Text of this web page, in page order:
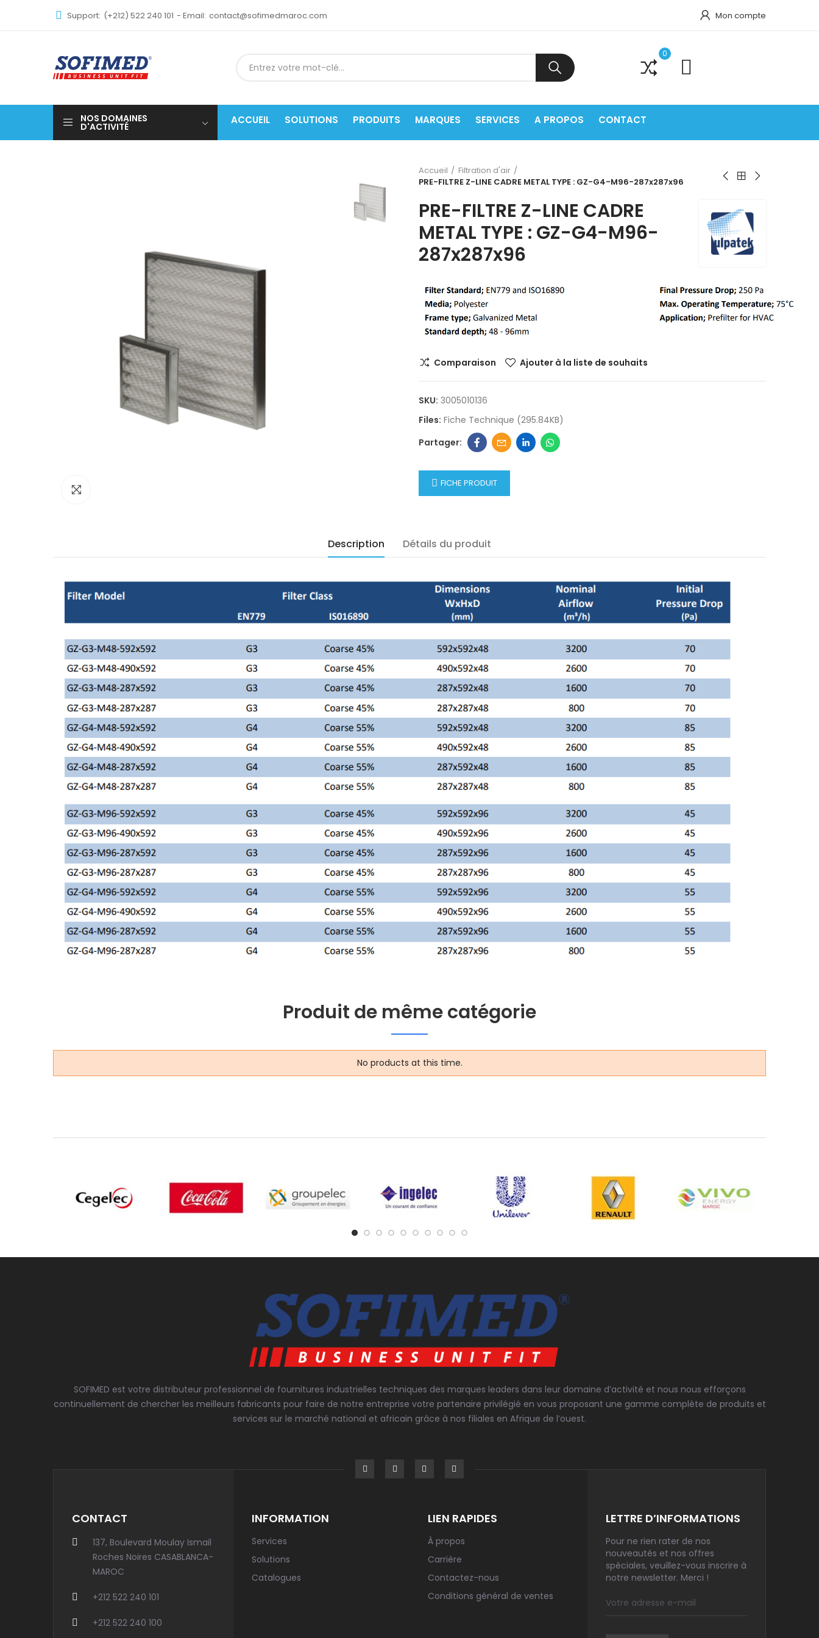
Support: (+212) 522 240 101 - Email: contact@sofimedmaroc.com Mon compte
0
NOS DOMAINES
D'ACTIVITÉ
ACCUEIL SOLUTIONS PRODUITS MARQUES SERVICES A PROPOS CONTACT
Accueil
Filtration d'air
PRE-FILTRE Z-LINE CADRE METAL TYPE : GZ-G4-M96-287x287x96
PRE-FILTRE Z-LINE CADRE
METAL TYPE : GZ-G4-M96-
287x287x96
Comparaison Ajouter à la liste de souhaits
SKU: 3005010136
Files: Fiche Technique (295.84KB)
FICHE PRODUIT
Description Détails du produit
Produit de même catégorie
No products at this time.
SOFIMED est votre distributeur professionnel de fournitures industrielles techniques des marques leaders dans leur domaine d’activité et nous nous efforçons
continuellement de chercher les meilleurs fabricants pour faire de notre entreprise votre partenaire privilégié en vous proposant une gamme complète de produits et
services sur le marché national et africain grâce à nos filiales en Afrique de l’ouest.
CONTACT
137, Boulevard Moulay Ismail
Roches Noires CASABLANCA-
MAROC
+212 522 240 101
+212 522 240 100
INFORMATION
Services
Solutions
Catalogues
LIEN RAPIDES
À propos
Carrière
Contactez-nous
Conditions général de ventes
LETTRE D’INFORMATIONS
Pour ne rien rater de nos
nouveautés et nos offres
spéciales, veuillez-vous inscrire à
notre newsletter. Merci !